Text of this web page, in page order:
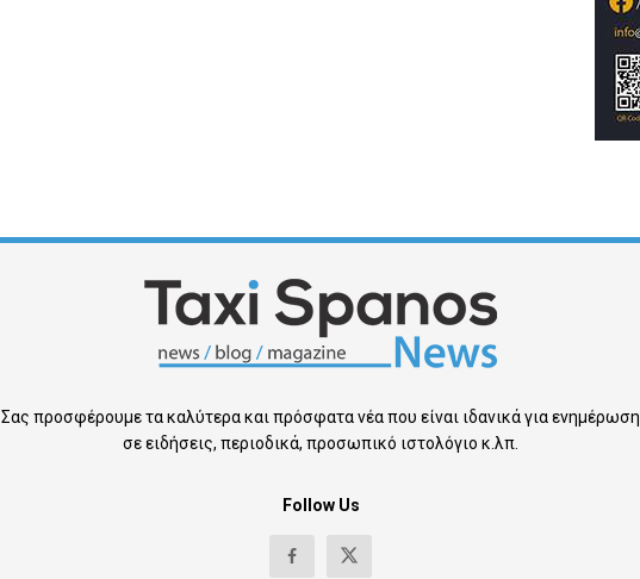
Σας προσφέρουμε τα καλύτερα και πρόσφατα νέα που είναι ιδανικά για ενημέρωση
σε ειδήσεις, περιοδικά, προσωπικό ιστολόγιο κ.λπ.
Follow Us